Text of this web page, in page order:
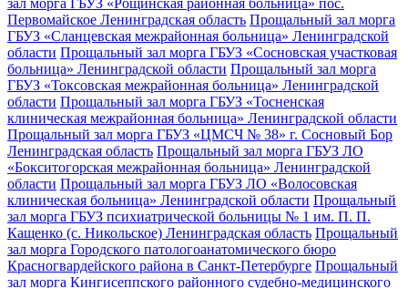
зал морга ГБУЗ «Рощинская районная больница» пос.
Первомайское Ленинградская область Прощальный зал морга
ГБУЗ «Сланцевская межрайонная больница» Ленинградской
области Прощальный зал морга ГБУЗ «Сосновская участковая
больница» Ленинградской области Прощальный зал морга
ГБУЗ «Токсовская межрайонная больница» Ленинградской
области Прощальный зал морга ГБУЗ «Тосненская
клиническая межрайонная больница» Ленинградской области
Прощальный зал морга ГБУЗ «ЦМСЧ № 38» г. Сосновый Бор
Ленинградская область Прощальный зал морга ГБУЗ ЛО
«Бокситогорская межрайонная больница» Ленинградской
области Прощальный зал морга ГБУЗ ЛО «Волосовская
клиническая больница» Ленинградской области Прощальный
зал морга ГБУЗ психиатрической больницы № 1 им. П. П.
Кащенко (с. Никольское) Ленинградская область Прощальный
зал морга Городского патологоанатомического бюро
Красногвардейского района в Санкт-Петербурге Прощальный
зал морга Кингисеппского районного судебно-медицинского